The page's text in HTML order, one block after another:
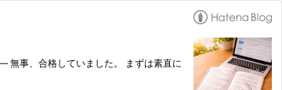
事、合格していました。 まずは素直に